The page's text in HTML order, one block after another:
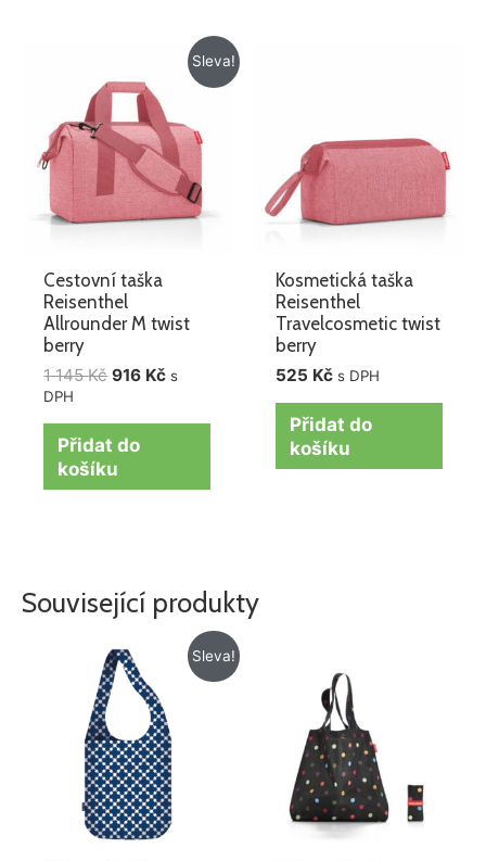
Sleva!
Cestovní taška
Reisenthel
Allrounder M twist
berry
1 145Kč
byla:
1
145 Kč.
916 Kč
Aktuální
cena
916 Kč.
s
DPH
Přidat do
košíku
Kosmetická taška
Reisenthel
Travelcosmetic twist
berry
525 Kč s DPH
Přidat do
košíku
Související produkty
Sleva!
Původní
cena
byla:
218 Kč.
Aktuální
cena
je:
128 Kč.